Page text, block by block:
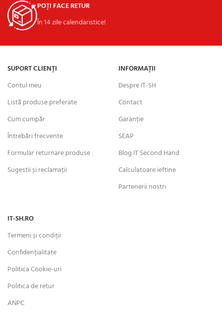
POȚI FACE RETUR
În 14 zile calendaristice!
SUPORT CLIENȚI
Contul meu
Listă produse preferate
Cum cumpăr
Întrebări frecvente
Formular returnare produse
Sugestii și reclamații
INFORMAȚII
Despre IT-SH
Contact
Garanție
SEAP
Blog IT Second Hand
Calculatoare ieftine
Partenerii nostri
IT-SH.RO
Termeni și condiții
Confidențialitate
Politica Cookie-uri
Politica de retur
ANPC